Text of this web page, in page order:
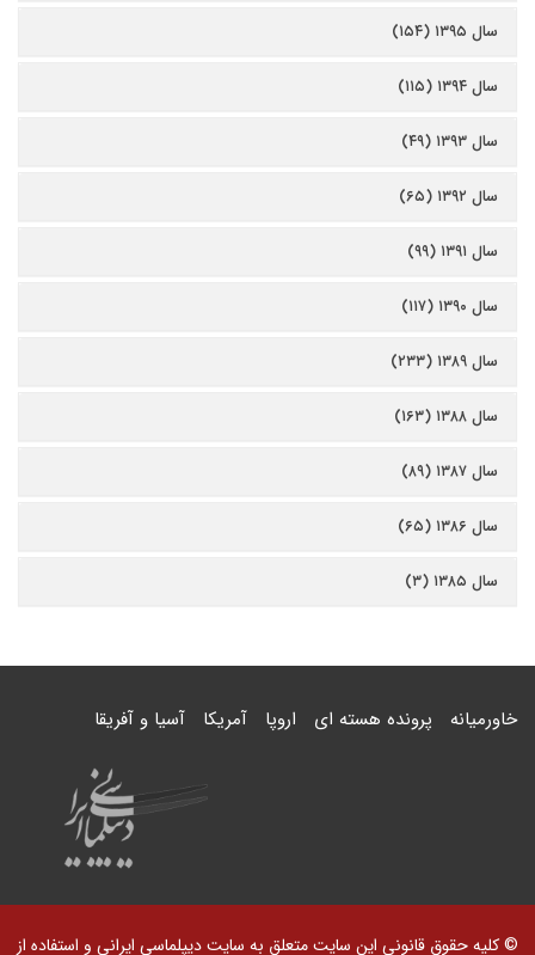
سال ۱۳۹۵ (۱۵۴)
سال ۱۳۹۴ (۱۱۵)
سال ۱۳۹۳ (۴۹)
سال ۱۳۹۲ (۶۵)
سال ۱۳۹۱ (۹۹)
سال ۱۳۹۰ (۱۱۷)
سال ۱۳۸۹ (۲۳۳)
سال ۱۳۸۸ (۱۶۳)
سال ۱۳۸۷ (۸۹)
سال ۱۳۸۶ (۶۵)
سال ۱۳۸۵ (۳)
خاورمیانه پرونده هسته ای اروپا آمریکا آسیا و آفریقا
© کلیه حقوق قانونی این سایت متعلق به سایت دیپلماسی ایرانی و استفاده از